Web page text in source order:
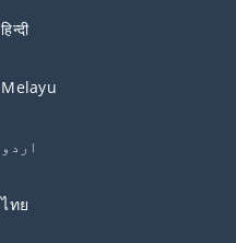
हिन्दी
Melayu
اردو
ไทย